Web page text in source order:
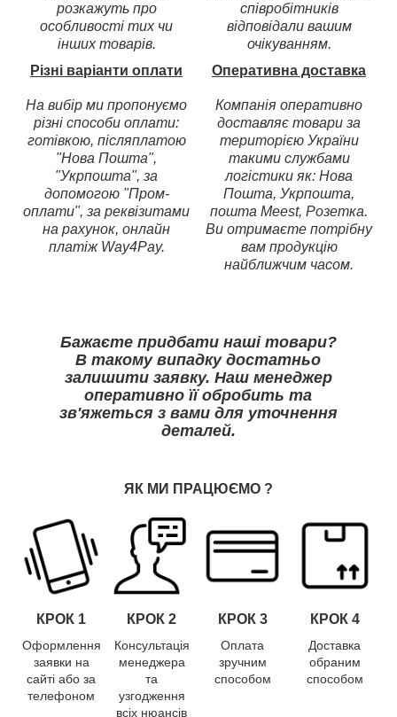
розкажуть про
особливості тих чи
інших товарів.
співробітників
відповідали вашим
очікуванням.
Різні варіанти оплати
На вибір ми пропонуємо
різні способи оплати:
готівкою, післяплатою
"Нова Пошта",
"Укрпошта", за
допомогою "Пром-
оплати", за реквізитами
на рахунок, онлайн
платіж Way4Pay.
Оперативна доставка
Компанія оперативно
доставляє товари за
територією України
такими службами
логістики як: Нова
Пошта, Укрпошта,
пошта Meest, Розетка.
Ви отримаєте потрібну
вам продукцію
найближчим часом.
Бажаєте придбати наші товари?
В такому випадку достатньо
залишити заявку. Наш менеджер
оперативно її обробить та
зв'яжеться з вами для уточнення
деталей.
ЯК МИ ПРАЦЮЄМО ?
КРОК 1 КРОК 2 КРОК 3 КРОК 4
Оформлення
заявки на
сайті або за
телефоном
Консультація
менеджера
та
узгодження
всіх нюансів
Оплата
зручним
способом
Доставка
обраним
способом